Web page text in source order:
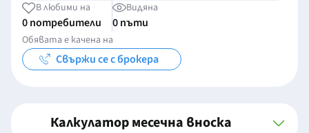
В любими на
0 потребители
Видяна
0 пъти
Обявата е качена на
Свържи се с брокера
Калкулатор месечна вноска